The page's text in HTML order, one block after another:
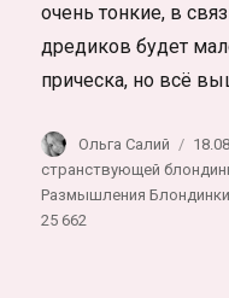
очень тонкие, в
дредиков будет
прическа, но всё
Автор
Ольга Салий
странствующей
Размышления Блондинки
25 662